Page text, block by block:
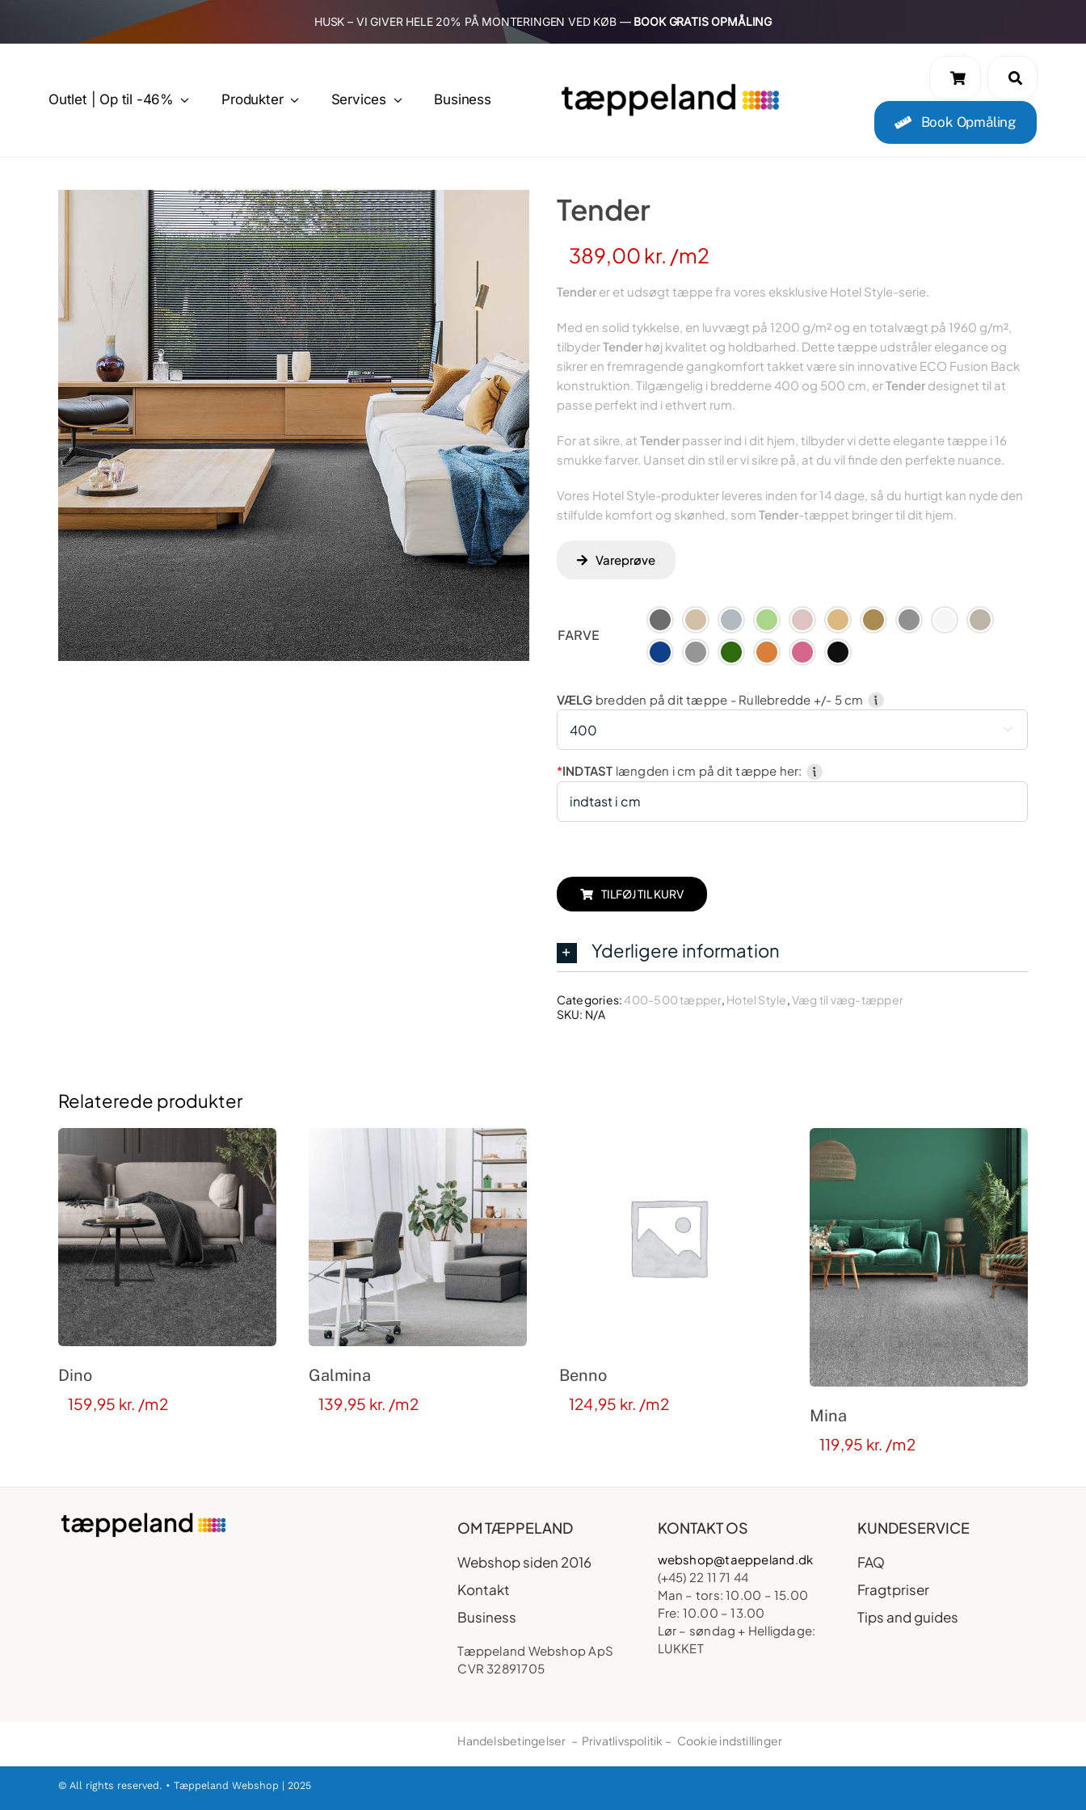
content
HUSK – VI GIVER HELE 20% PÅ MONTERINGEN VED KØB — BOOK GRATIS OPMÅLING
Outlet | Op til -46% Produkter Services
Business
Book Opmåling
Tender
389,00 kr. /m2
Tenderer et udsøgt tæppe fra vores eksklusive Hotel Style-serie.
Med en solid tykkelse, en luvvægt på 1200 g/m² og en totalvægt på 1960 g/m²,
tilbyderTenderhøj kvalitet og holdbarhed. Dette tæppe udstråler elegance og
sikrer en fremragende gangkomfort takket være sin innovative ECO Fusion Back
konstruktion. Tilgængelig i bredderne 400 og 500 cm, erTenderdesignet til at
passe perfekt ind i ethvert rum.
For at sikre, at Tenderpasser ind i dit hjem, tilbyder vi dette elegante tæppe i 16
smukke farver. Uanset din stil er vi sikre på, at du vil finde den perfekte nuance.
Vores Hotel Style-produkter leveres inden for 14 dage, så du hurtigt kan nyde den
stilfulde komfort og skønhed, som Tender-tæppet bringer til dit hjem.
Vareprøve
FARVE
VÆLG bredden på dit tæppe - Rullebredde +/- 5 cm

*INDTAST længden i cm på dit tæppe her:
TILFØJ TIL KURV
Yderligere information
Categories: 400-500 tæpper, Hotel Style,Væg til væg-tæpper
SKU: N/A
Relaterede produkter
Dino
159,95 kr. /m2
Galmina
139,95 kr. /m2
Benno
124,95 kr. /m2
Mina
119,95 kr. /m2
OM TÆPPELAND
Webshop siden 2016
Kontakt
Business
Tæppeland Webshop ApS
CVR 32891705
KONTAKT OS
webshop@taeppeland.dk
(+45) 22 11 71 44
Man – tors: 10.00 – 15.00
Fre: 10.00 – 13.00
Lør – søndag + Helligdage:
LUKKET
KUNDESERVICE
FAQ
Fragtpriser
Tips and guides
Handelsbetingelser – Privatlivspolitik – Cookie indstillinger
© All rights reserved. • Tæppeland Webshop | 2025